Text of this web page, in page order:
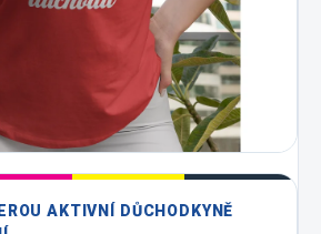
AKTIVNÍ DŮCHODKYNĚ